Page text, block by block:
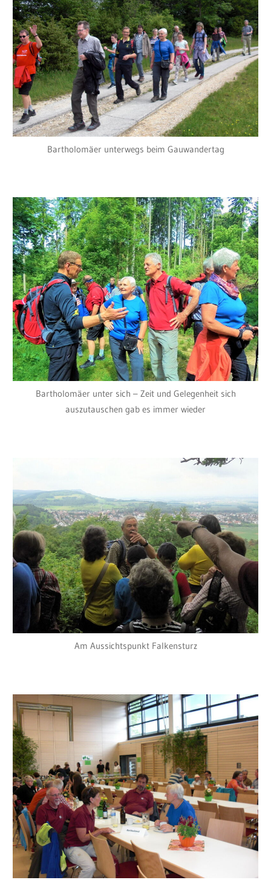
Bartholomäer unterwegs beim Gauwandertag
Bartholomäer unter sich – Zeit und Gelegenheit sich
auszutauschen gab es immer wieder
Am Aussichtspunkt Falkensturz